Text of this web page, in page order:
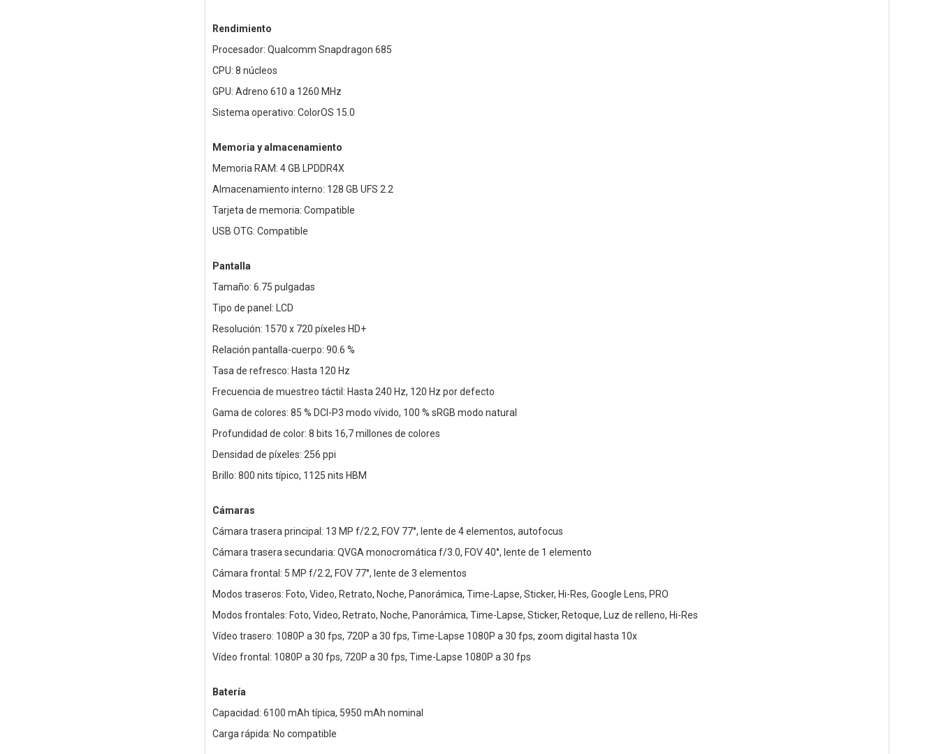
Rendimiento
Procesador: Qualcomm Snapdragon 685
CPU: 8 núcleos
GPU: Adreno 610 a 1260 MHz
Sistema operativo: ColorOS 15.0
Memoria y almacenamiento
Memoria RAM: 4 GB LPDDR4X
Almacenamiento interno: 128 GB UFS 2.2
Tarjeta de memoria: Compatible
USB OTG: Compatible
Pantalla
Tamaño: 6.75 pulgadas
Tipo de panel: LCD
Resolución: 1570 x 720 píxeles HD+
Relación pantalla-cuerpo: 90.6 %
Tasa de refresco: Hasta 120 Hz
Frecuencia de muestreo táctil: Hasta 240 Hz, 120 Hz por defecto
Gama de colores: 85 % DCI-P3 modo vívido, 100 % sRGB modo natural
Profundidad de color: 8 bits 16,7 millones de colores
Densidad de píxeles: 256 ppi
Brillo: 800 nits típico, 1125 nits HBM
Cámaras
Cámara trasera principal: 13 MP f/2.2, FOV 77°, lente de 4 elementos, autofocus
Cámara trasera secundaria: QVGA monocromática f/3.0, FOV 40°, lente de 1 elemento
Cámara frontal: 5 MP f/2.2, FOV 77°, lente de 3 elementos
Modos traseros: Foto, Video, Retrato, Noche, Panorámica, Time-Lapse, Sticker, Hi-Res, Google Lens, PRO
Modos frontales: Foto, Video, Retrato, Noche, Panorámica, Time-Lapse, Sticker, Retoque, Luz de relleno, Hi-Res
Vídeo trasero: 1080P a 30 fps, 720P a 30 fps, Time-Lapse 1080P a 30 fps, zoom digital hasta 10x
Vídeo frontal: 1080P a 30 fps, 720P a 30 fps, Time-Lapse 1080P a 30 fps
Batería
Capacidad: 6100 mAh típica, 5950 mAh nominal
Carga rápida: No compatible